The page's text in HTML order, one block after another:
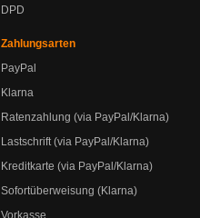
DPD
Zahlungsarten
PayPal
Klarna
Ratenzahlung (via PayPal/Klarna)
Lastschrift (via PayPal/Klarna)
Kreditkarte (via PayPal/Klarna)
Sofortüberweisung (Klarna)
Vorkasse